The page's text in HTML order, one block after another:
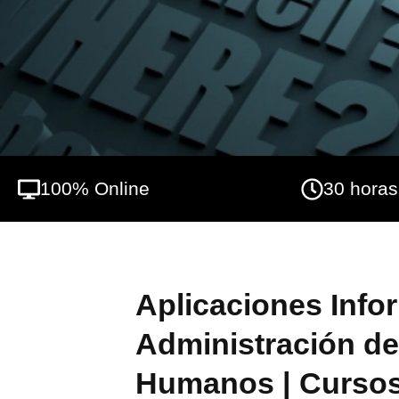
100% Online 30 horas
Aplicaciones
Administración
Humanos |